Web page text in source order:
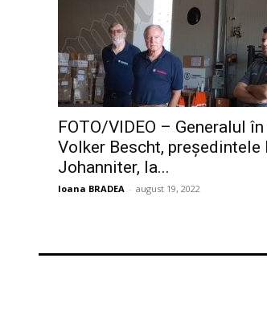
FOTO/VIDEO – Generalul
Volker Bescht, președintele
Johanniter, la...
Ioana BRADEA - august 19, 2022